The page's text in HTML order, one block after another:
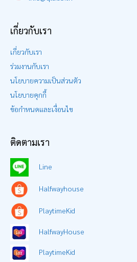
เกี่ยวกับเรา
เกี่ยวกับเรา
ร่วมงานกับเรา
นโยบายความเป็นส่วนตัว
นโยบายคุกกี้
ข้อกำหนดและเงื่อนไข
ติดตามเรา
Line
Halfwayhouse
PlaytimeKid
HalfwayHouse
PlaytimeKid